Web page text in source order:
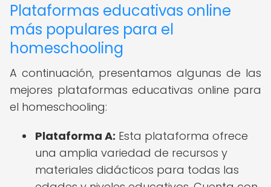
Plataformas educativas online
más populares para el
homeschooling
A continuación, presentamos algunas de las
mejores plataformas educativas online para
el homeschooling:
Plataforma A: Esta plataforma ofrece
una amplia variedad de recursos y
materiales didácticos para todas las